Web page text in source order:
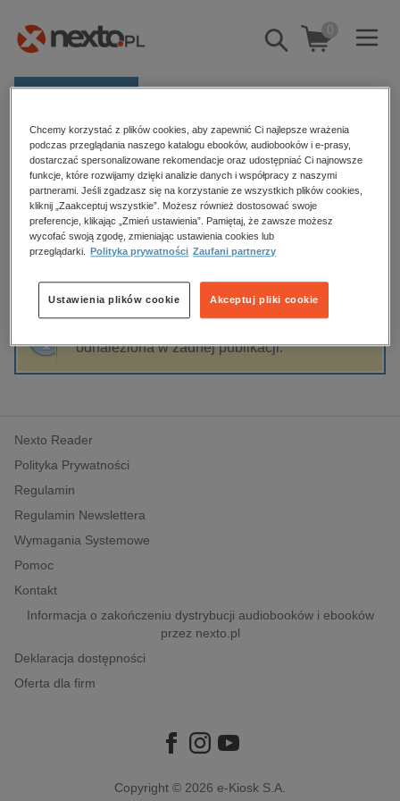
Pokaż/schowaj
wyszukiwarkę
0
Kategorie
Zobacz wszystkie E-prasa
budownictwo, aranżacja wnętrz
biznesowe, branżowe, gospodarka
dzienniki
edukacja
hobby, sport, rozrywka
komputery, internet, technologie, informatyka
polityka, społeczno-informacyjne
psychologiczne
inne
popularno-naukowe
historia
Strona główna Stanisław Stachak
Stanisław Stachak
Sortowanie Filtrowanie
odnaleziona w żadnej publikacji.
Nexto Reader
Polityka Prywatności
Regulamin
Regulamin Newslettera
Wymagania Systemowe
Pomoc
Kontakt
Informacja o zakończeniu dystrybucji audiobooków i ebooków
przez nexto.pl
Deklaracja dostępności
Oferta dla firm
Copyright © 2026 e-Kiosk S.A.
Chcemy korzystać z plików cookies, aby zapewnić Ci najlepsze wrażenia
podczas przeglądania naszego katalogu ebooków, audiobooków i e-prasy,
dostarczać spersonalizowane rekomendacje oraz udostępniać Ci najnowsze
funkcje, które rozwijamy dzięki analizie danych i współpracy z naszymi
partnerami. Jeśli zgadzasz się na korzystanie ze wszystkich plików cookies,
kliknij „Zaakceptuj wszystkie”. Możesz również dostosować swoje
preferencje, klikając „Zmień ustawienia”. Pamiętaj, że zawsze możesz
wycofać swoją zgodę, zmieniając ustawienia cookies lub
przeglądarki.
Polityka prywatności Zaufani partnerzy
Akceptuj pliki cookie
Ustawienia plików cookie